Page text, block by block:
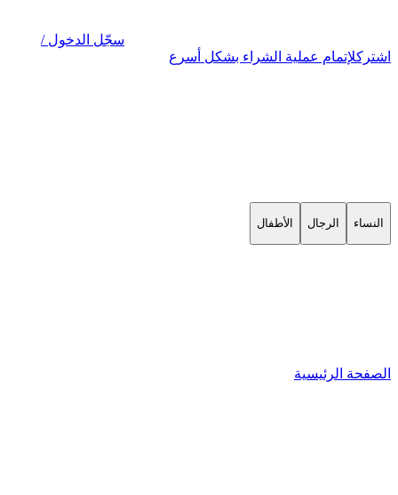
سجّل الدخول /
اشتركلإتمام عملية الشراء بشكل أسرع
النساء الرجال الأطفال
الصفحة الرئيسية